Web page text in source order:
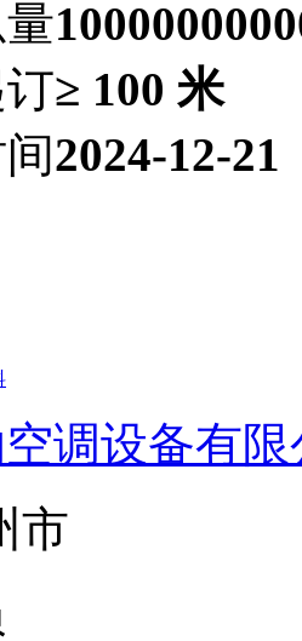
≥ 100 米
2024-12-21
调设备有限
市